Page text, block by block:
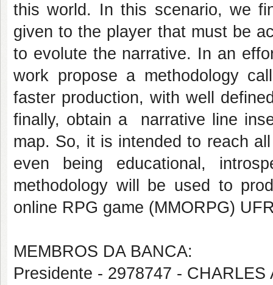
this world. In this scenario, we
given to the player that must be
to evolute the narrative. In an
work propose a methodology
faster production, with well
finally, obtain a narrative line
map. So, it is intended to reach
even being educational,
methodology will be used to
online RPG game (MMORPG)
MEMBROS DA BANCA:
Presidente - 2978747 -